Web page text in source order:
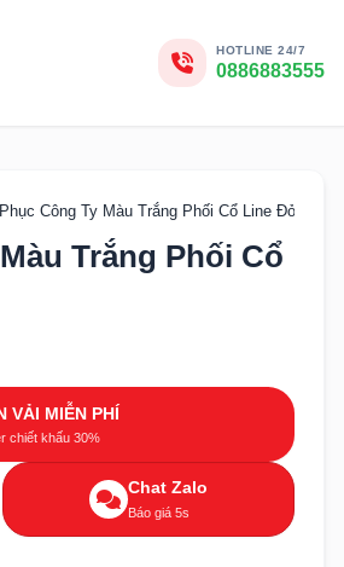
HOTLINE 24/7
0886883555
Công Ty Màu Trắng Phối Cổ Line Đỏ
Trắng Phối Cổ
VẢI MIỄN PHÍ
chiết khấu 30%
Chat Zalo
Báo giá 5s